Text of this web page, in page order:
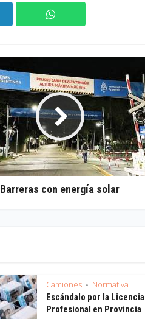
Barreras con energía solar
Camiones • Normativa
Escándalo por la Licencia
Profesional en Provincia